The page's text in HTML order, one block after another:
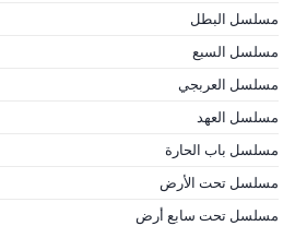
مسلسل البطل
مسلسل السبع
مسلسل العربجي
مسلسل العهد
مسلسل باب الحارة
مسلسل تحت الأرض
مسلسل تحت سابع أرض